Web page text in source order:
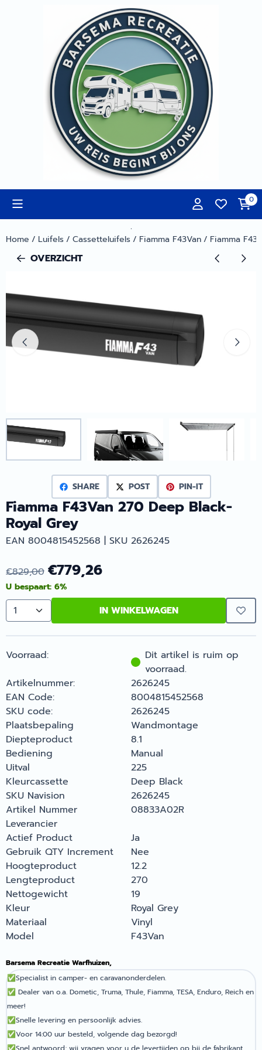
Cookievoorkeuren zijn momenteel gesloten.
0
.
Home / Luifels/ Cassetteluifels/ Fiamma F43Van/ Fiamma
OVERZICHT
SHARE POST PIN-IT
Fiamma F43Van 270 Deep Black-
Royal Grey
EAN 8004815452568 | SKU 2626245
€829,00 €779,26
U bespaart: 6%
Aantal IN WINKELWAGEN
Voorraad:
Dit artikel is ruim op
voorraad.
Artikelnummer:
2626245
EAN Code:
8004815452568
SKU code:
2626245
Plaatsbepaling
Wandmontage
Diepteproduct
8.1
Bediening
Manual
Uitval
225
Kleurcassette
Deep Black
SKU Navision
2626245
Artikel Nummer
Leverancier
08833A02R
Actief Product
Ja
Gebruik QTY Increment
Nee
Hoogteproduct
12.2
Lengteproduct
270
Nettogewicht
19
Kleur
Royal Grey
Materiaal
Vinyl
Model
F43Van
Barsema Recreatie Warfhuizen,
✅Specialist in camper- en caravanonderdelen.
✅ Dealer van o.a. Dometic, Truma, Thule, Fiamma, TESA, Enduro, Reich en
meer!
✅Snelle levering en persoonlijk advies.
✅Voor 14:00 uur besteld, volgende dag bezorgd!